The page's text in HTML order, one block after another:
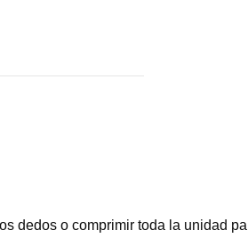
dedos o comprimir toda la unidad